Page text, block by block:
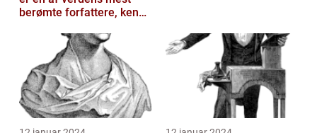
berømte forfattere, kendt
fortæll...